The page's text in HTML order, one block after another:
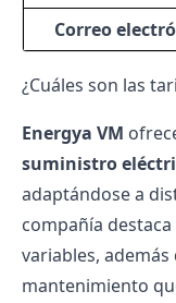
Correo
¿Cuáles son las
Energya VM
suministro
adaptándose a
compañía
variables,
mantenimiento